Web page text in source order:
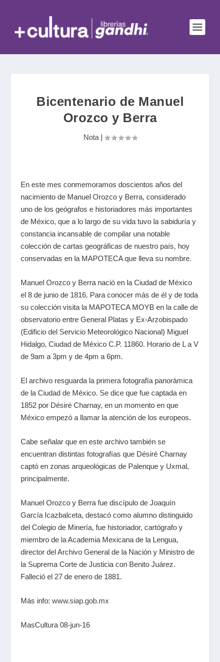
Bicentenario de Manuel
Orozco y Berra
Nota|
En este mes conmemoramos doscientos años del
nacimiento de Manuel Orozco y Berra, considerado
uno de los geógrafos e historiadores más importantes
de México, que a lo largo de su vida tuvo la sabiduría y
constancia incansable de compilar una notable
colección de cartas geográficas de nuestro país, hoy
conservadas en la MAPOTECA que lleva su nombre.
Manuel Orozco y Berra nació en la Ciudad de México
el 8 de junio de 1816. Para conocer más de él y de toda
su colección visita la MAPOTECA MOYB en la calle de
observatorio entre General Platas y Ex-Arzobispado
(Edificio del Servicio Meteorológico Nacional) Miguel
Hidalgo, Ciudad de México C.P. 11860. Horario de L a V
de 9am a 3pm y de 4pm a 6pm.
El archivo resguarda la primera fotografía panorámica
de la Ciudad de México. Se dice que fue captada en
1852 por Désiré Charnay, en un momento en que
México empezó a llamar la atención de los europeos.
Cabe señalar que en este archivo también se
encuentran distintas fotografías que Désiré Charnay
captó en zonas arqueológicas de Palenque y Uxmal,
principalmente.
Manuel Orozco y Berra fue discípulo de Joaquín
García Icazbalceta, destacó como alumno distinguido
del Colegio de Minería, fue historiador, cartógrafo y
miembro de la Academia Mexicana de la Lengua,
director del Archivo General de la Nación y Ministro de
la Suprema Corte de Justicia con Benito Juárez.
Falleció el 27 de enero de 1881.
Más info:www.siap.gob.mx
MasCultura 08-jun-16